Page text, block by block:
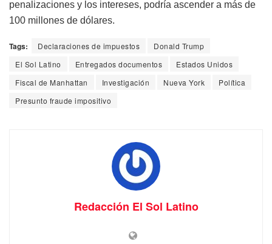
penalizaciones y los intereses, podría ascender a más de
100 millones de dólares.
Tags: Declaraciones de impuestos
Donald Trump
El Sol Latino
Entregados documentos
Estados Unidos
Fiscal de Manhattan
Investigación Nueva York
Política
Presunto fraude impositivo
Redacción El Sol Latino